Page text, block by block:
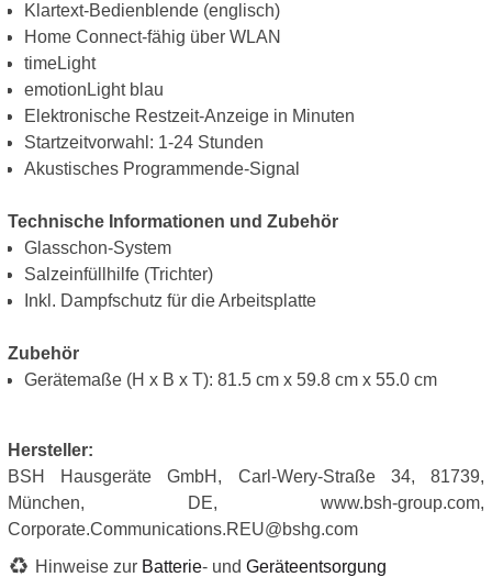
Klartext-Bedienblende (englisch)
Home Connect-fähig über WLAN
timeLight
emotionLight blau
Elektronische Restzeit-Anzeige in Minuten
Startzeitvorwahl: 1-24 Stunden
Akustisches Programmende-Signal
Technische Informationen und Zubehör
Glasschon-System
Salzeinfüllhilfe (Trichter)
Inkl. Dampfschutz für die Arbeitsplatte
Zubehör
Gerätemaße (H x B x T): 81.5 cm x 59.8 cm x 55.0 cm
Hersteller:
BSH Hausgeräte GmbH, Carl-Wery-Straße 34, 81739,
München, DE, www.bsh-group.com,
Corporate.Communications.REU@bshg.com
Hinweise zur Batterie- und Geräteentsorgung